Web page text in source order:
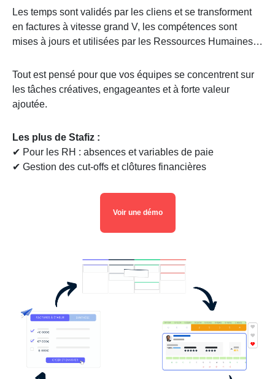
Les temps sont validés par les cliens et se transforment
en factures à vitesse grand V, les compétences sont
mises à jours et utilisées par les Ressources Humaines…
Tout est pensé pour que vos équipes se concentrent sur
les tâches créatives, engageantes et à forte valeur
ajoutée.
Les plus de Stafiz :
✔ Pour les RH : absences et variables de paie
✔ Gestion des cut-offs et clôtures financières
Voir une démo